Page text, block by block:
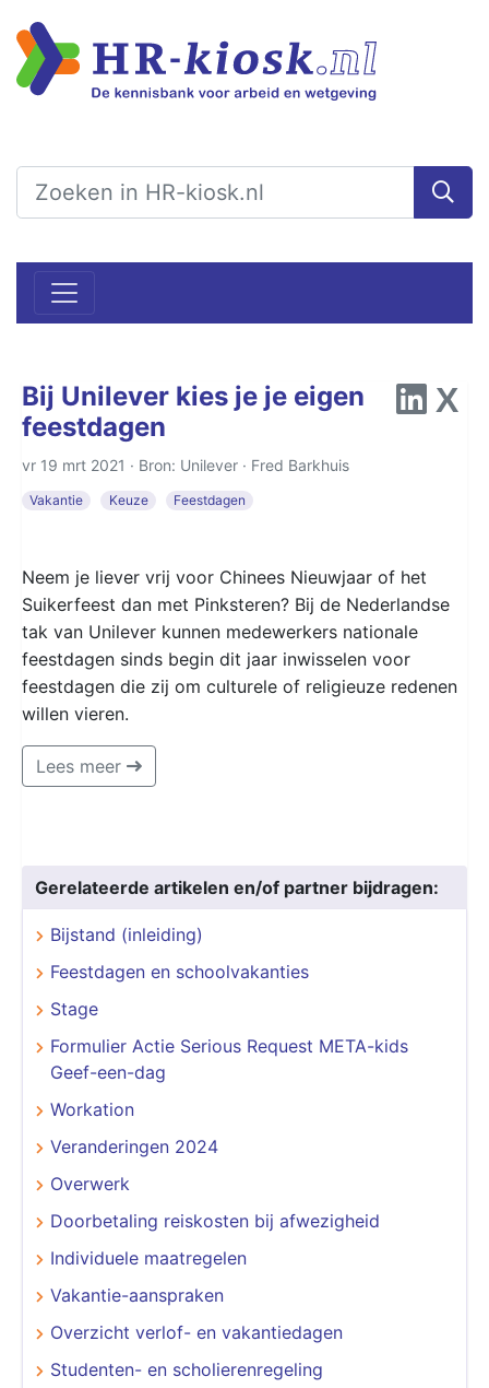
Bij Unilever kies je je eigen
feestdagen
vr 19 mrt 2021 · Bron: Unilever · Fred Barkhuis
Vakantie Keuze Feestdagen
Neem je liever vrij voor Chinees Nieuwjaar of het
Suikerfeest dan met Pinksteren? Bij de Nederlandse
tak van Unilever kunnen medewerkers nationale
feestdagen sinds begin dit jaar inwisselen voor
feestdagen die zij om culturele of religieuze redenen
willen vieren.
Lees meer
Gerelateerde artikelen en/of partner bijdragen:
Bijstand (inleiding)
Feestdagen en schoolvakanties
Stage
Formulier Actie Serious Request META-kids
Geef-een-dag
Workation
Veranderingen 2024
Overwerk
Doorbetaling reiskosten bij afwezigheid
Individuele maatregelen
Vakantie-aanspraken
Overzicht verlof- en vakantiedagen
Studenten- en scholierenregeling